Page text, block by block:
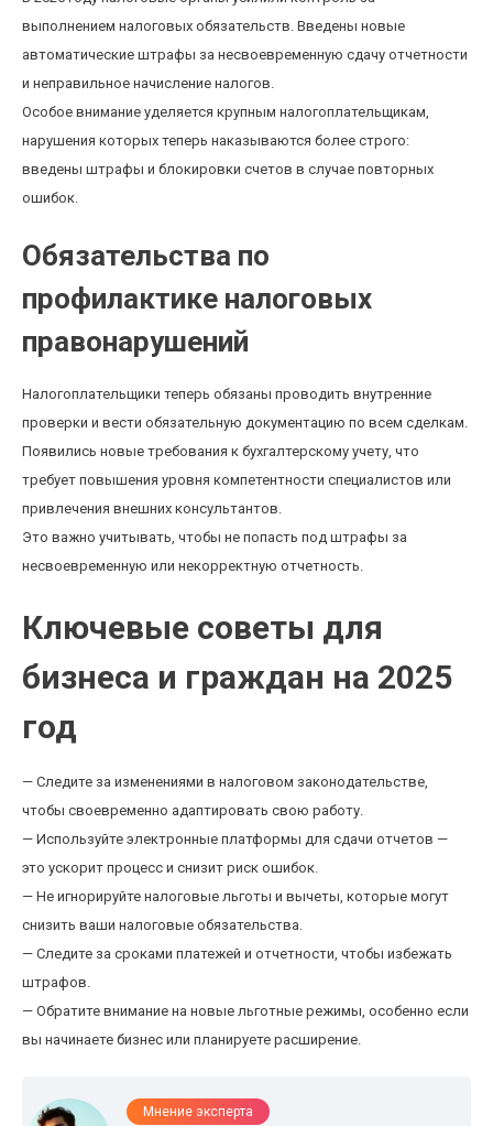
выполнением налоговых обязательств. Введены новые
автоматические штрафы за несвоевременную сдачу отчетности
и неправильное начисление налогов.
Особое внимание уделяется крупным налогоплательщикам,
нарушения которых теперь наказываются более строго:
введены штрафы и блокировки счетов в случае повторных
ошибок.
Обязательства по
профилактике налоговых
правонарушений
Налогоплательщики теперь обязаны проводить внутренние
проверки и вести обязательную документацию по всем сделкам.
Появились новые требования к бухгалтерскому учету, что
требует повышения уровня компетентности специалистов или
привлечения внешних консультантов.
Это важно учитывать, чтобы не попасть под штрафы за
несвоевременную или некорректную отчетность.
Ключевые советы для
бизнеса и граждан на 2025
год
— Следите за изменениями в налоговом законодательстве,
чтобы своевременно адаптировать свою работу.
— Используйте электронные платформы для сдачи отчетов —
это ускорит процесс и снизит риск ошибок.
— Не игнорируйте налоговые льготы и вычеты, которые могут
снизить ваши налоговые обязательства.
— Следите за сроками платежей и отчетности, чтобы избежать
штрафов.
— Обратите внимание на новые льготные режимы, особенно если
вы начинаете бизнес или планируете расширение.
Мнение эксперта